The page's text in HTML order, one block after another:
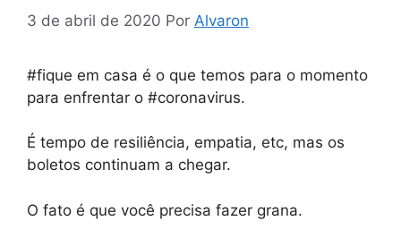
3 de abril de 2020 Por Alvaron
#fique em casa é o que temos para o momento
para enfrentar o #coronavirus.
É tempo de resiliência, empatia, etc, mas os
boletos continuam a chegar.
O fato é que você precisa fazer grana.